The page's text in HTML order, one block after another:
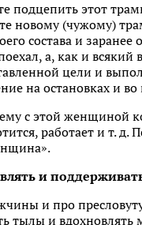
подцепить этот
новому (чужому)
состава и заранее
а, как и всякий
цели и
на остановках и
с этой женщиной
работает и т.
и
и про
тылы и